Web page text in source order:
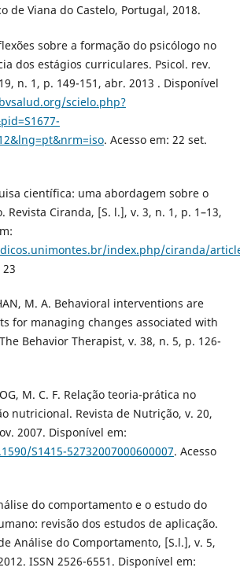
de Viana do Castelo, Portugal, 2018.
sobre a formação do psicólogo no
dos estágios curriculares. Psicol. rev.
n. 1, p. 149-151, abr. 2013 . Disponível
scielo.php?
. Acesso em: 22 set.
científica: uma abordagem sobre o
Revista Ciranda, [S. l.], v. 3, n. 1, p. 1–13,
index.php/ciranda/
M. A. Behavioral interventions are
for managing changes associated with
Behavior Therapist, v. 38, n. 5, p. 126-
M. C. F. Relação teoria-prática no
nutricional. Revista de Nutrição, v. 20,
2007. Disponível em:
S1415-52732007000600007. Acesso
do comportamento e o estudo do
revisão dos estudos de aplicação.
Análise do Comportamento, [S.l.], v. 5,
ISSN 2526-6551. Disponível em: